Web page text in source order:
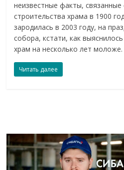
неизвестные факты, связанные
строительства храма в 1900
зародилась в 2003 году, на
собора, кстати, как
храм на несколько лет моложе.
Читать далее